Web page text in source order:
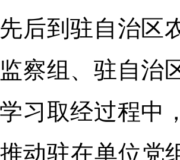
后到驻自治区
察组、驻自治
习取经过程中
动驻在单位党